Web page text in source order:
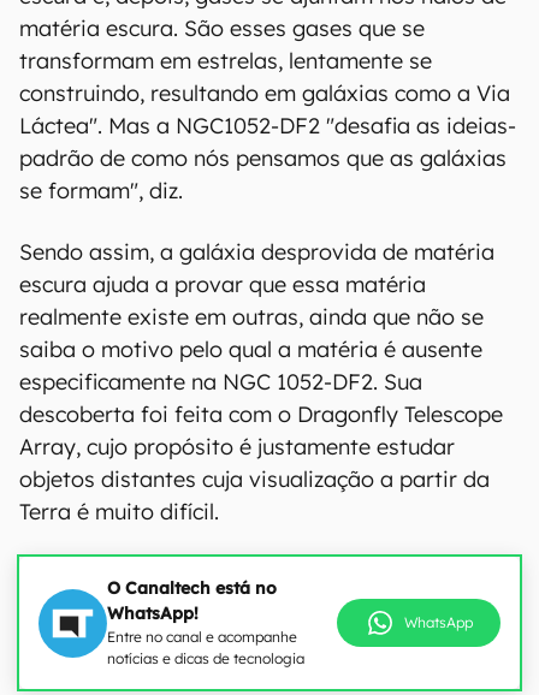
matéria escura. São esses gases que se
transformam em estrelas, lentamente se
construindo, resultando em galáxias como a Via
Láctea". Mas a NGC1052-DF2 "desafia as ideias-
padrão de como nós pensamos que as galáxias
se formam", diz.
Sendo assim, a galáxia desprovida de matéria
escura ajuda a provar que essa matéria
realmente existe em outras, ainda que não se
saiba o motivo pelo qual a matéria é ausente
especificamente na NGC 1052-DF2. Sua
descoberta foi feita com o Dragonfly Telescope
Array, cujo propósito é justamente estudar
objetos distantes cuja visualização a partir da
Terra é muito difícil.
O Canaltech está no
WhatsApp!
Entre no canal e acompanhe
notícias e dicas de tecnologia
WhatsApp